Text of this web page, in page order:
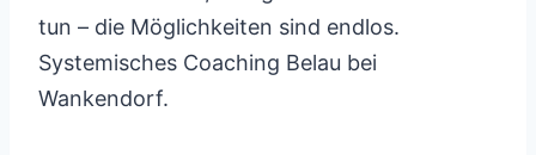
tun – die Möglichkeiten sind endlos.
Systemisches Coaching Belau bei
Wankendorf.